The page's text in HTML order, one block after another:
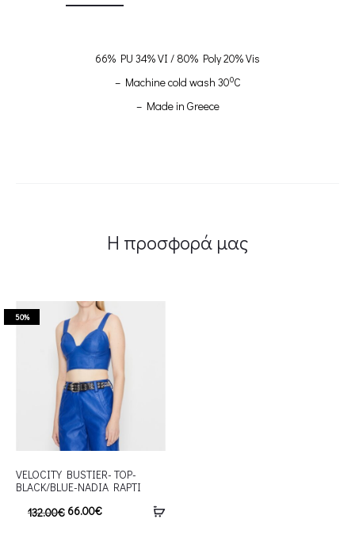
66% PU 34% VI / 80% Poly 20% Vis
– Machine cold wash 300C
– Made in Greece
Η προσφορά μας
50%
VELOCITY BUSTIER- TOP-
BLACK/BLUE-NADIA RAPTI
132.00€ 66.00€